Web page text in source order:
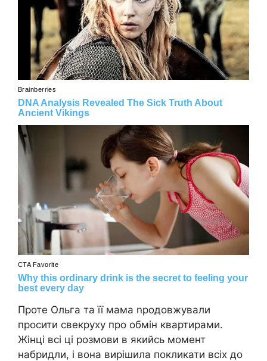
Проте Ольга та її мама nродовжували
просити свекруху про обмін квартирами.
Жінці всі ці розмови в якийсь момент
набридли, і вона вирішила покликати всіх до